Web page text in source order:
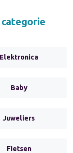
Elektronica
Baby
Juweliers
Fietsen